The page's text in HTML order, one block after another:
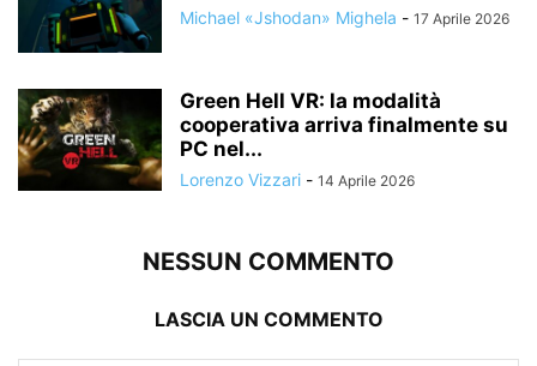
Michael «Jshodan» Mighela - 17 Aprile 2026
Green Hell VR: la modalità
cooperativa arriva finalmente su
PC nel...
Lorenzo Vizzari - 14 Aprile 2026
NESSUN COMMENTO
LASCIA UN COMMENTO